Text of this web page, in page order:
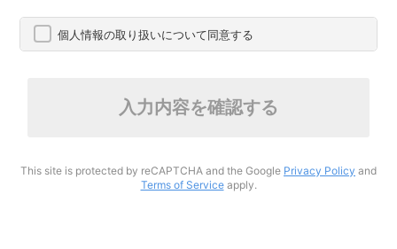
個人情報の取り扱いについて同意する
入力内容を確認する
This site is protected by reCAPTCHA and the Google Privacy Policy and
Terms of Serviceapply.